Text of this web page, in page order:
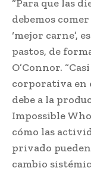
“Para que las
debemos
‘mejor carne’,
pastos, de
O’Connor.
corporativa en
debe a la
Impossible
cómo las
privado
cambio